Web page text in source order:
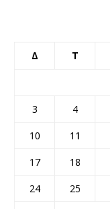
Δ Τ
3
4
10
11
17
18
24
25